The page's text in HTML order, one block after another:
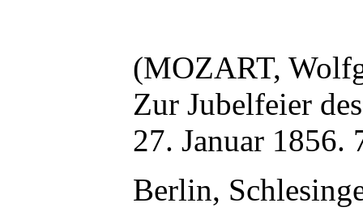
(MOZART,
Zur Jubelfeier
27. Januar 1856.
Berlin,